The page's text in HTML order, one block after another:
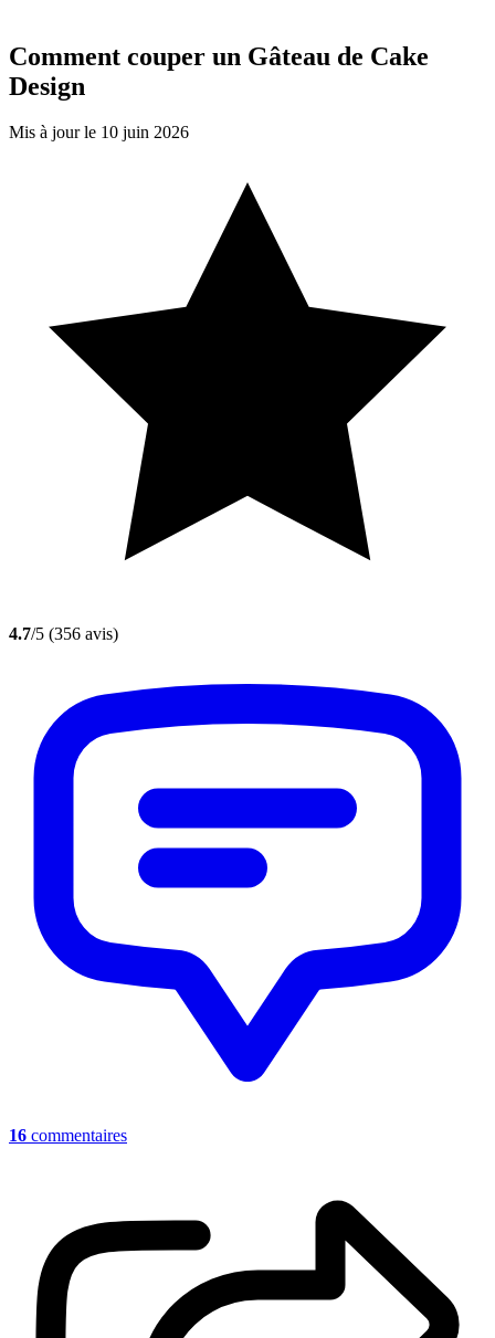
Comment couper un Gâteau de Cake
Design
Mis à jour le 10 juin 2026
4.7/5 (356 avis)
16 commentaires